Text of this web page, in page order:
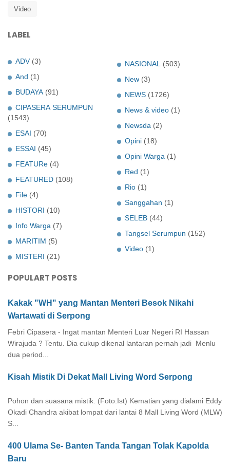
Video
LABEL
ADV (3)
And (1)
BUDAYA (91)
CIPASERA SERUMPUN
(1543)
ESAI (70)
ESSAI (45)
FEATURe (4)
FEATURED (108)
File (4)
HISTORI (10)
Info Warga (7)
MARITIM (5)
MISTERI (21)
NASIONAL (503)
New (3)
NEWS (1726)
News & video (1)
Newsda (2)
Opini (18)
Opini Warga (1)
Red (1)
Rio (1)
Sanggahan (1)
SELEB (44)
Tangsel Serumpun (152)
Video (1)
POPULART POSTS
Kakak "WH" yang Mantan Menteri Besok Nikahi
Wartawati di Serpong
Febri Cipasera - Ingat mantan Menteri Luar Negeri RI Hassan
Wirajuda ? Tentu. Dia cukup dikenal lantaran pernah jadi Menlu
dua period...
Kisah Mistik Di Dekat Mall Living Word Serpong
Pohon dan suasana mistik. (Foto:Ist) Kematian yang dialami Eddy
Okadi Chandra akibat lompat dari lantai 8 Mall Living Word (MLW)
S...
400 Ulama Se- Banten Tanda Tangan Tolak Kapolda
Baru